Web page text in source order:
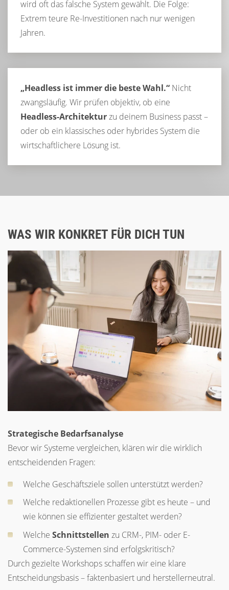
wird oft das falsche System gewählt. Die Folge:
Extrem teure Re-Investitionen nach nur wenigen
Jahren.
„Headless ist immer die beste Wahl.“ Nicht
zwangsläufig. Wir prüfen objektiv, ob eine
Headless-Architekturzu deinem Business passt –
oder ob ein klassisches oder hybrides System die
wirtschaftlichere Lösung ist.
WAS WIR KONKRET FÜR DICH TUN
Strategische Bedarfsanalyse
Bevor wir Systeme vergleichen, klären wir die wirklich
entscheidenden Fragen:
Welche Geschäftsziele sollen unterstützt werden?
Welche redaktionellen Prozesse gibt es heute – und
wie können sie effizienter gestaltet werden?
Welche Schnittstellen zu CRM-, PIM- oder E-
Commerce-Systemen sind erfolgskritisch?
Durch gezielte Workshops schaffen wir eine klare
Entscheidungsbasis – faktenbasiert und herstellerneutral.